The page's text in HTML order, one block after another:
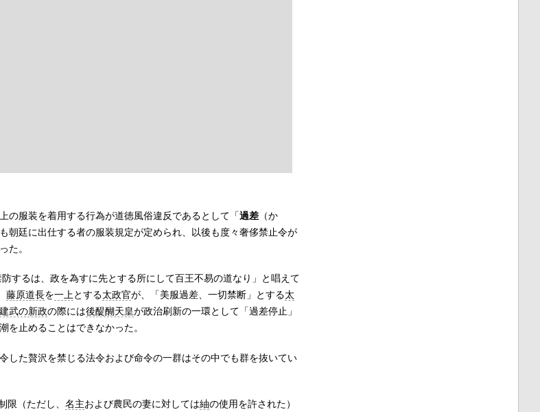
の服装を着用する行為が道徳風俗違反であるとして「過差（か
朝廷に出仕する者の服装規定が定められ、以後も度々奢侈禁止令が
た。
するは、政を為すに先とする所にして百王不易の道なり」と唱えて
藤原道長を一上とする太政官が、「美服過差、一切禁断」とする太
建武の新政の際には後醍醐天皇が政治刷新の一環として「過差停止」
を止めることはできなかった。
した贅沢を禁じる法令および命令の一群はその中でも群を抜いてい
限（ただし、 名主および農民の妻に対しては紬の使用を許された）